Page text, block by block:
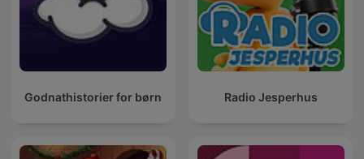
Godnathistorier for børn Radio Jesperhus